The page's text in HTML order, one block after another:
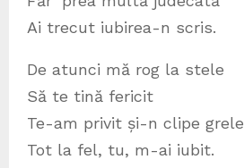
Ai trecut iubirea-n scris.
De atunci mă rog la stele
Să te tină fericit
Te-am privit și-n clipe grele
Tot la fel, tu, m-ai iubit.